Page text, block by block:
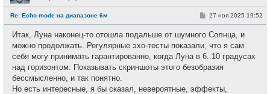
е
в
с
Re: Echo mode на диапазоне 6м
С
б
щ
н
и
27 ноя 2025 19:52
Итак, Луна наконец-то отошла подальше от шумного Солнца, и
можно продолжать. Регулярные эхо-тесты показали, что я сам
себя могу принимать гарантированно, когда Луна в 6..10 градусах
над горизонтом. Показывать скриншоты этого безобразия
бессмысленно, и так понятно.
Но есть интересные, я бы сказал, невероятные, эффекты,